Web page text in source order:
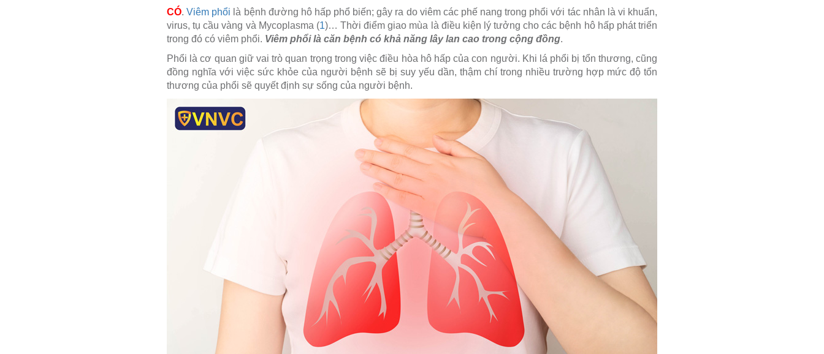
CÓ.Viêm phổi là bệnh đường hô hấp phổ biến; gây ra do viêm các phế nang trong phổi với tác nhân là vi khuẩn,
virus, tụ cầu vàng và Mycoplasma (1)… Thời điểm giao mùa là điều kiện lý tưởng cho các bệnh hô hấp phát triển
trong đó có viêm phổi. Viêm phổi là căn bệnh có khả năng lây lan cao trong cộng đồng.
Phổi là cơ quan giữ vai trò quan trọng trong việc điều hòa hô hấp của con người. Khi lá phổi bị tổn thương, cũng
đồng nghĩa với việc sức khỏe của người bệnh sẽ bị suy yếu dần, thậm chí trong nhiều trường hợp mức độ tổn
thương của phổi sẽ quyết định sự sống của người bệnh.